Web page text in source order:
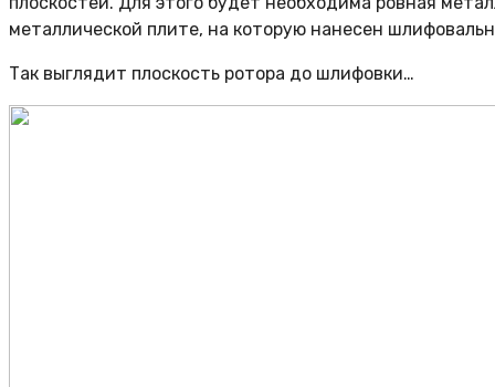
металлической плите, на которую нанесен
Так выглядит плоскость ротора до шлифовки…